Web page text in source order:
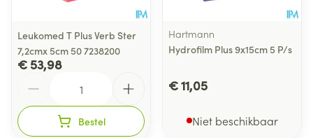
Leukomed T Plus Verb Ster
7,2cmx 5cm 50 7238200
€ 53,98
Bestel
Hartmann
Hydrofilm Plus 9x15cm 5 P/s
€ 11,05
Niet beschikbaar